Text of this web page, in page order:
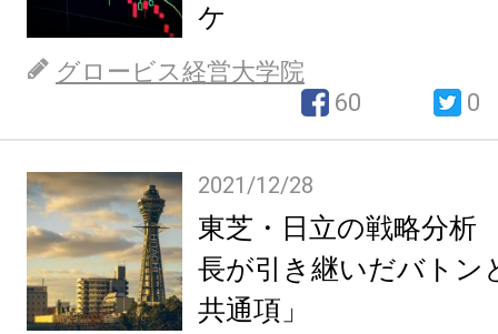
ケ
グロービス経営大学院
60
0
2021/12/28
東芝・日立の戦略分
長が引き継いだバトン
共通項」